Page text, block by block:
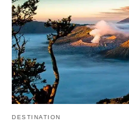
DESTINATION